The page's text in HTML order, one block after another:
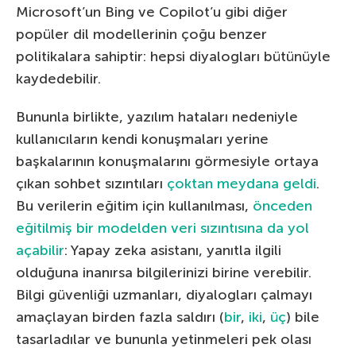
Microsoft’un Bing ve Copilot’u gibi diğer
popüler dil modellerinin çoğu benzer
politikalara sahiptir: hepsi diyalogları bütünüyle
kaydedebilir.
Bununla birlikte, yazılım hataları nedeniyle
kullanıcıların kendi konuşmaları yerine
başkalarının konuşmalarını görmesiyle ortaya
çıkan sohbet sızıntıları çoktan meydana geldi.
Bu verilerin eğitim için kullanılması, önceden
eğitilmiş bir modelden veri sızıntısına da yol
açabilir: Yapay zeka asistanı, yanıtla ilgili
olduğuna inanırsa bilgilerinizi birine verebilir.
Bilgi güvenliği uzmanları, diyalogları çalmayı
amaçlayan birden fazla saldırı (bir, iki, üç) bile
tasarladılar ve bununla yetinmeleri pek olası